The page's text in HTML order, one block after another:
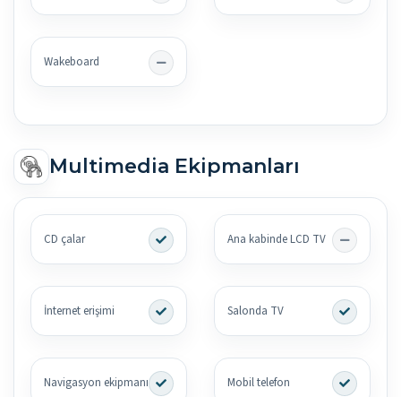
Wakeboard
Multimedia Ekipmanları
CD çalar Ana kabinde LCD TV
İnternet erişimi Salonda TV
Navigasyon ekipmanı Mobil telefon